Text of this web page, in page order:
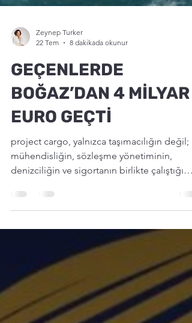
Zeynep Turker
22 Tem
8 dakikada okunur
GEÇENLERDE
BOĞAZ’DAN 4 MİLYAR
EURO GEÇTİ
project cargo, yalnızca taşımacılığın değil;
denizciliğin ve sigortanın birlikte çalıştığı
özel bir risk alanı.Böyle bir projede tek bir
sigorta poliçesi bulunmaz. Bir risk mimarisi
kurulur ve içinde pek çok disiplin yer alır.
Bunların hiçbiri de birbirinden bağımsız
değildir. Birbirine bağlı onlarca farklı risk
katmanından bahsederken Project Cargo'yu
nakliyat poliçesi diye anlatmak eksik
kalır.Fiziksel hasarın maliyeti çoğu zaman